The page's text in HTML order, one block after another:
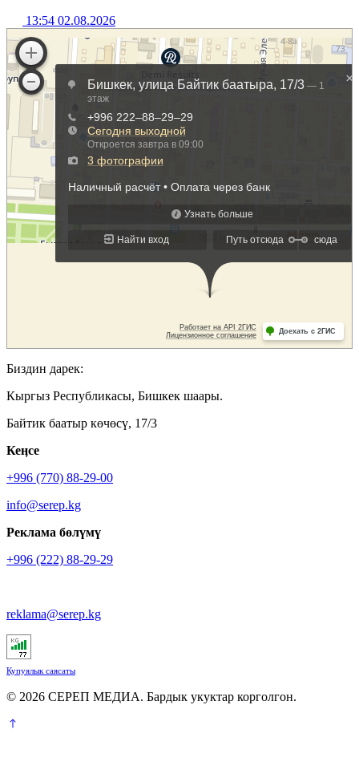
13:54 02.08.2026
Биздин дарек:
Кыргыз Республикасы, Бишкек шаары.
Байтик баатыр көчөсү, 17/3
Кеӊсе
+996 (770) 88-29-00
info@serep.kg
Реклама бөлүмү
+996 (222) 88-29-29
reklama@serep.kg
Купуялык саясаты
© 2026 СЕРЕП МЕДИА. Бардык укуктар корголгон.